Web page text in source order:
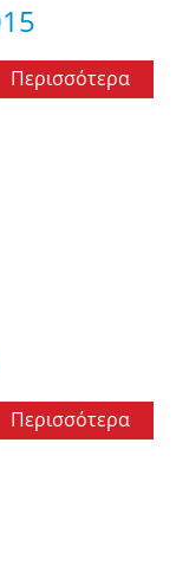
Περισσότερα
Περισσότερα